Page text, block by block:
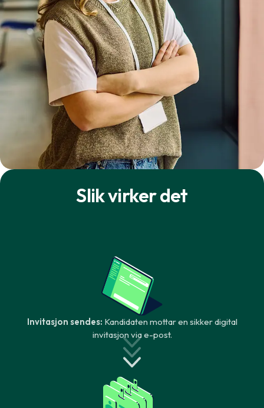
Slik virker det
Invitasjon sendes: Kandidaten mottar en sikker digital
invitasjon via e-post.